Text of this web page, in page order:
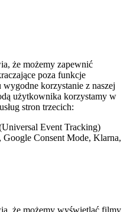
że możemy zapewnić
poza funkcje
korzystanie z naszej
użytkownika korzystamy w
stron trzecich:
Event Tracking)
Consent Mode, Klarna,